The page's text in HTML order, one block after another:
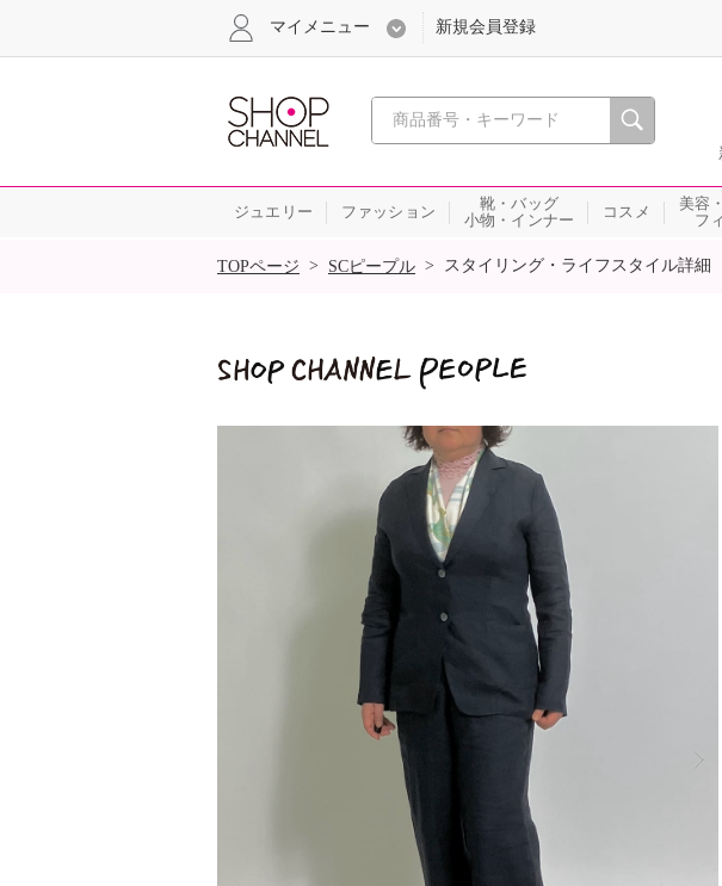
心おどる、瞬間を。通販・テレビ
マイメニュー 新規会員登録
ジュエリー ファッション
靴・バッグ
小物・インナー
コスメ
美容
フ
SALE
TOPページ > SCピープル > スタイリング・ライフスタイル詳細